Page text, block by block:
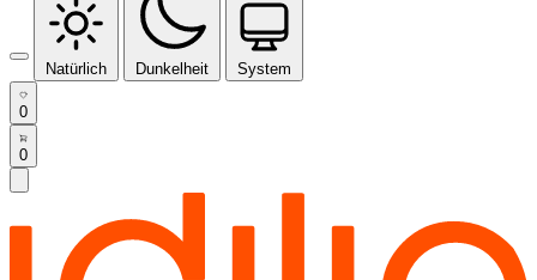
Natürlich Dunkelheit System
0
0